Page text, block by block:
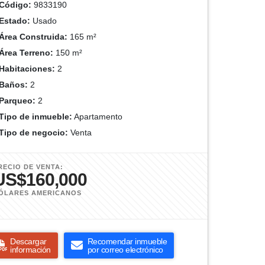
9833190
Usado
Construida: 165 m²
Terreno: 150 m²
2
2
2
de inmueble: Apartamento
de negocio: Venta
DE VENTA:
AMERICANOS
Descargar
información
Recomendar inmueble
por correo electrónico